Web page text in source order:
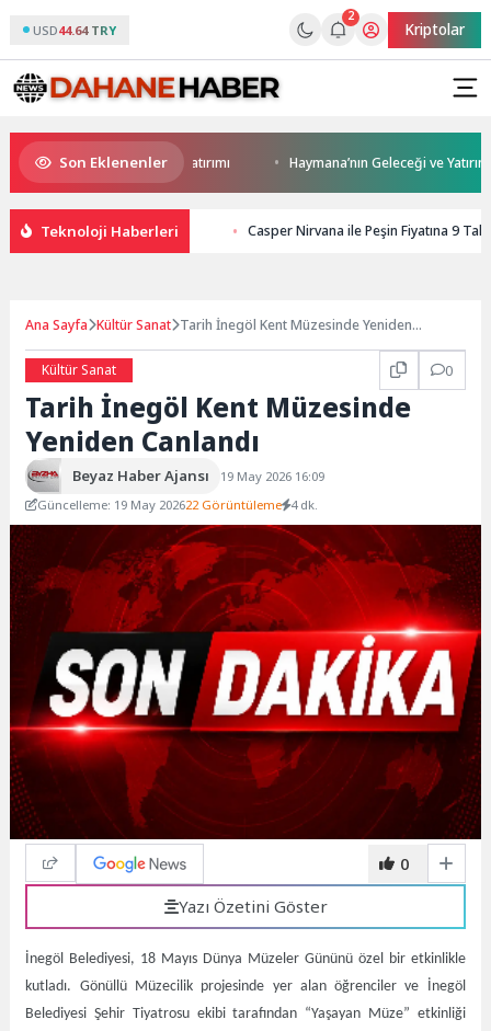
USD44.64 TRY
2
Kriptolar
Son Eklenenler
modern ulaşım yatırımı Haymana’nın Geleceği ve Yatırım
Teknoloji Haberleri Casper Nirvana ile Peşin Fiyatına 9
Ana Sayfa Kültür Sanat Tarih İnegöl Kent Müzesinde Yeniden
Kültür Sanat
0
Tarih İnegöl Kent Müzesinde
Yeniden Canlandı
Beyaz Haber Ajansı
19 May 2026 16:09
Güncelleme: 19 May 202622 Görüntüleme 4 dk.
0
Yazı Özetini Göster
İnegöl Belediyesi, 18 Mayıs Dünya Müzeler Gününü özel bir etkinlikle
kutladı. Gönüllü Müzecilik projesinde yer alan öğrenciler ve İnegöl
Belediyesi Şehir Tiyatrosu ekibi tarafından “Yaşayan Müze” etkinliği